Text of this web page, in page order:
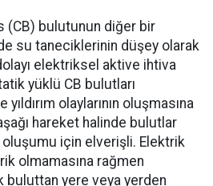
(CB) bulutunun diğer bir
su taneciklerinin düşey olarak
elektriksel aktive ihtiva
yüklü CB bulutları
olaylarının oluşmasına
hareket halinde bulutlar
için elverişli. Elektrik
olmamasına rağmen
buluttan yere veya yerden